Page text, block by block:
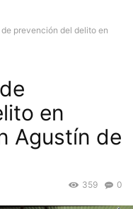
de prevención del delito en
en
Agustín de
0
359